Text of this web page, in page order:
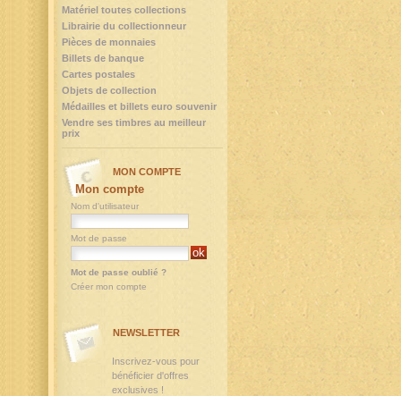
Matériel toutes collections
Librairie du collectionneur
Pièces de monnaies
Billets de banque
Cartes postales
Objets de collection
Médailles et billets euro souvenir
Vendre ses timbres au meilleur
prix
MON COMPTE
Mon compte
Nom d'utilisateur
Mot de passe
Mot de passe oublié ?
Créer mon compte
NEWSLETTER
Inscrivez-vous pour
bénéficier d'offres
exclusives !